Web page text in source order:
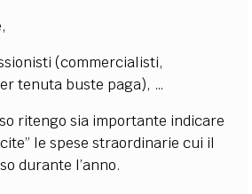
(commercialisti,
tenuta buste paga), …
ritengo sia importante indicare
le spese straordinarie cui il
durante l’anno.